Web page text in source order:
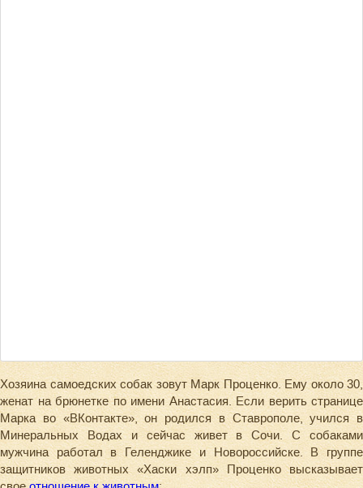
Хозяина самоедских собак зовут Марк Проценко. Ему около 30,
женат на брюнетке по имени Анастасия. Если верить странице
Марка во «ВКонтакте», он родился в Ставрополе, учился в
Минеральных Водах и сейчас живет в Сочи. С собаками
мужчина работал в Геленджике и Новороссийске. В группе
защитников животных «Хаски хэлп» Проценко высказывает